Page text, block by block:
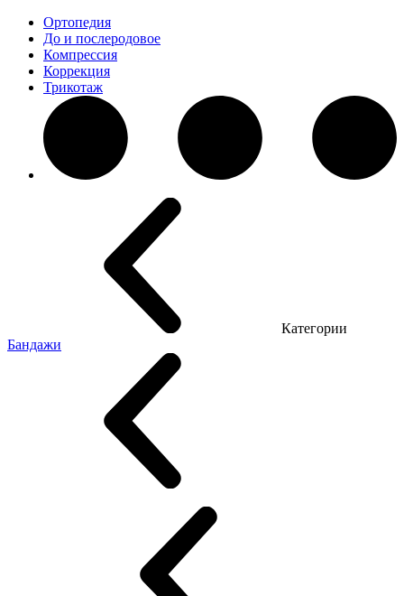
Ортопедия
До и послеродовое
Компрессия
Коррекция
Трикотаж
Категории
Бандажи